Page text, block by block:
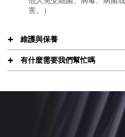
害。）
維護與保養
有什麼需要我們幫忙嗎